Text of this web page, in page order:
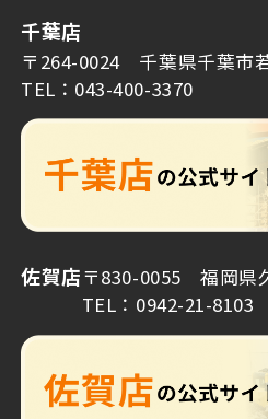
千葉店
〒264-0024 千葉県千葉市
TEL：043-400-3370
佐賀店〒830-0055 福岡県
TEL：0942-21-8103